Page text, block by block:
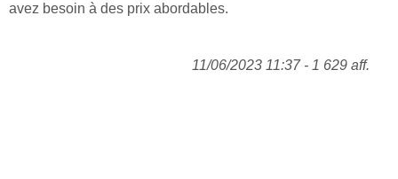
avez besoin à des prix abordables.
11/06/2023 11:37 - 1 629 aff.